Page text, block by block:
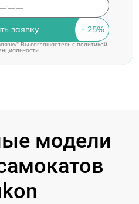
заявку
Вы соглашаетесь cполитикой
модели